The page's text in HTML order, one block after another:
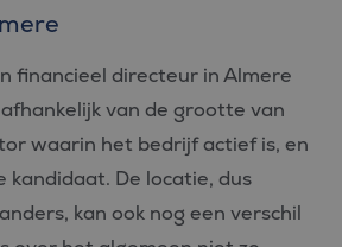
financieel directeur in Almere
van de grootte van
waarin het bedrijf actief is, en
kandidaat. De locatie, dus
kan ook nog een verschil